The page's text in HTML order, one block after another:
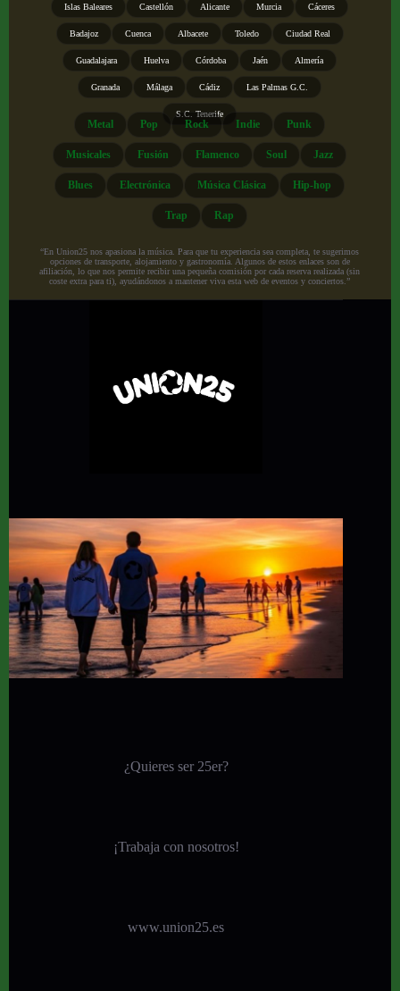
Islas Baleares Castellón Alicante Murcia Cáceres
Badajoz Cuenca Albacete Toledo Ciudad Real
Guadalajara Huelva Córdoba Jaén Almería
Granada Málaga Cádiz Las Palmas G.C.
S.C. Tenerife
Metal Pop Rock Indie Punk
Musicales Fusión Flamenco Soul Jazz
Blues Electrónica Música Clásica Hip-hop
Trap Rap
“En Union25 nos apasiona la música. Para que tu experiencia sea completa, te sugerimos
opciones de transporte, alojamiento y gastronomía. Algunos de estos enlaces son de
afiliación, lo que nos permite recibir una pequeña comisión por cada reserva realizada (sin
coste extra para ti), ayudándonos a mantener viva esta web de eventos y conciertos.”
¿Quieres ser 25er?
¡Trabaja con nosotros!
www.union25.es